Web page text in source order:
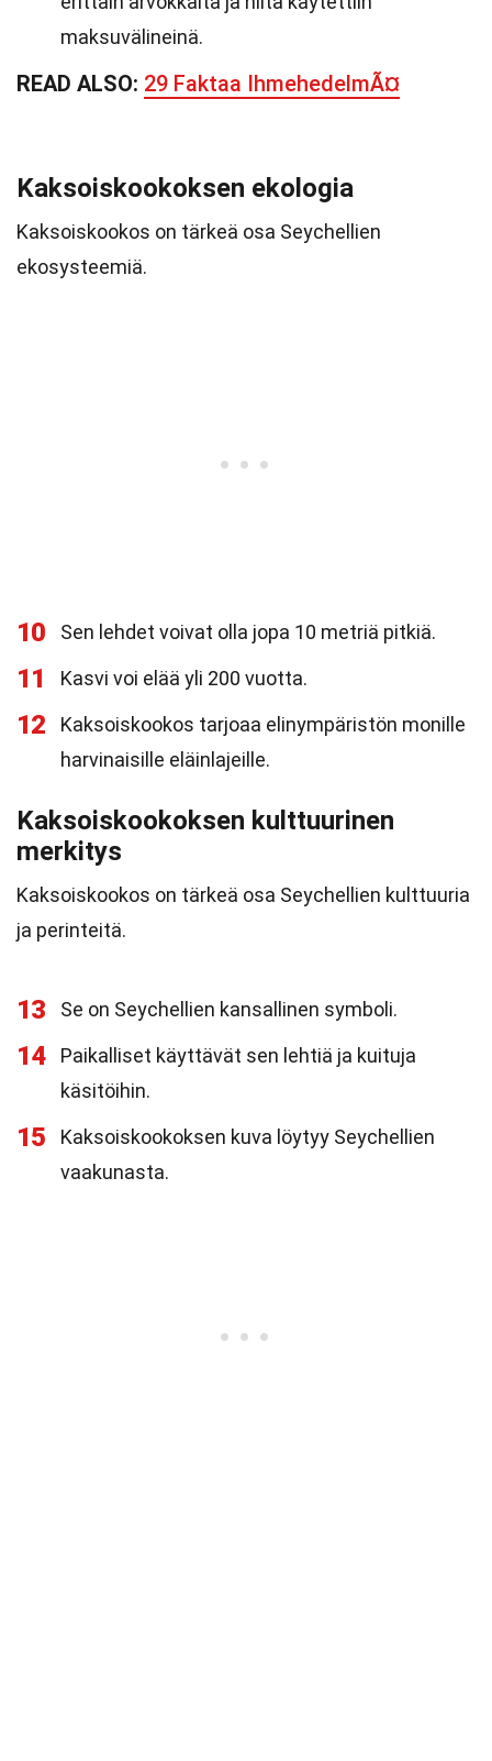
maksuvälineinä.
READ ALSO: 29 Faktaa IhmehedelmÃ¤
Kaksoiskookoksen ekologia
Kaksoiskookos on tärkeä osa Seychellien
ekosysteemiä.
10 Sen lehdet voivat olla jopa 10 metriä pitkiä.
11 Kasvi voi elää yli 200 vuotta.
12
Kaksoiskookos tarjoaa elinympäristön monille
harvinaisille eläinlajeille.
Kaksoiskookoksen kulttuurinen
merkitys
Kaksoiskookos on tärkeä osa Seychellien kulttuuria
ja perinteitä.
13 Se on Seychellien kansallinen symboli.
14
Paikalliset käyttävät sen lehtiä ja kuituja
käsitöihin.
15
Kaksoiskookoksen kuva löytyy Seychellien
vaakunasta.